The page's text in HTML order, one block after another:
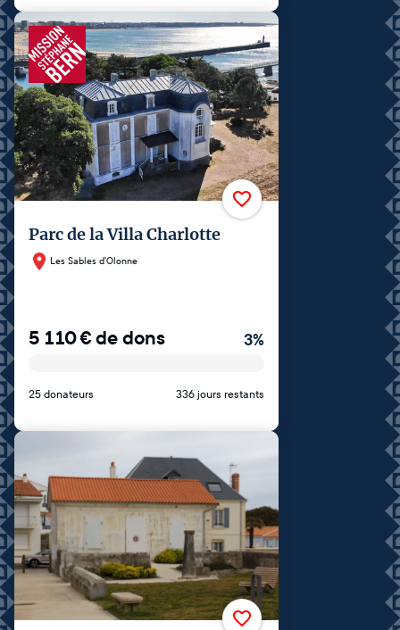
Parc de la Villa Charlotte
Les Sables d'Olonne
5 110€de dons 3%
25 donateurs 336 jours restants